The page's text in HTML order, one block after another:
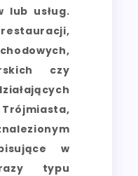
lub usług.
czy
w
typu